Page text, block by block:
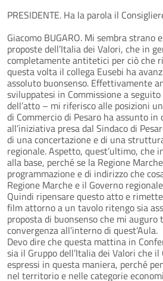
PRESIDENTE. Ha la parola il
Giacomo BUGARO. Mi sembra strano
proposte dell’Italia dei Valori, che in
completamente antitetici per ciò che
questa volta il collega Eusebi ha
assoluto buonsenso. Effettivamente
sviluppatesi in Commissione a
dell’atto – mi riferisco alle posizioni
di Commercio di Pesaro ha assunto in
all’iniziativa presa dal Sindaco di
di una concertazione e di una
regionale. Aspetto, quest’ultimo, che
alla base, perché se la Regione
programmazione e di indirizzo che
Regione Marche e il Governo
Quindi ripensare questo atto e
film attorno a un tavolo ritengo sia
proposta di buonsenso che mi
convergenza all’interno di quest’Aula.
Devo dire che questa mattina in
sia il Gruppo dell’Italia dei Valori che il
espressi in questa maniera, perché
nel territorio e nelle categorie